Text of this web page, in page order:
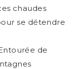
chaudes
se détendre
de